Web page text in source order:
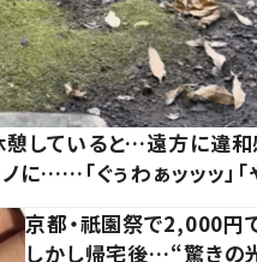
していると…遠方に違和
に……「ぐぅわぁッッッ」
京都・祇園祭で2,000円
しかし帰宅後…“驚きの